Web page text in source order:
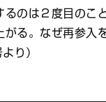
るのは２度目のこ
がる。なぜ再参入
り）